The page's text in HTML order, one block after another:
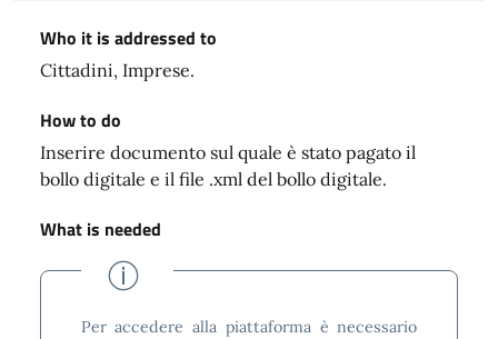
Who it is addressed to
Cittadini, Imprese.
How to do
Inserire documento sul quale è stato pagato il
bollo digitale e il file .xml del bollo digitale.
What is needed
Per accedere alla piattaforma è necessario